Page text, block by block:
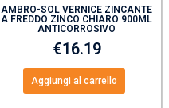
AMBRO-SOL VERNICE ZINCANTE
A FREDDO ZINCO CHIARO 900ML
ANTICORROSIVO
€16.19
Aggiungi al carrello